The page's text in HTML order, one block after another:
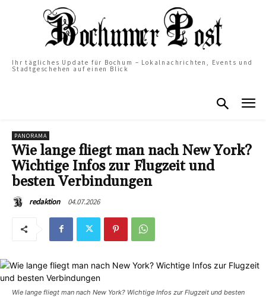
Ihr tägliches Update für Bochum – Lokalnachrichten, Events und
Stadtgeschehen auf einen Blick
PANORAMA
Wie lange fliegt man nach New York?
Wichtige Infos zur Flugzeit und
besten Verbindungen
redaktion 04.07.2026
Wie lange fliegt man nach New York? Wichtige Infos zur Flugzeit und besten